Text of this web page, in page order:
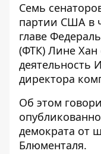
Семь
партии США в
главе
(ФТК) Лине Хан
деятельность
директора
Об этом
демократа от
Блюменталя.